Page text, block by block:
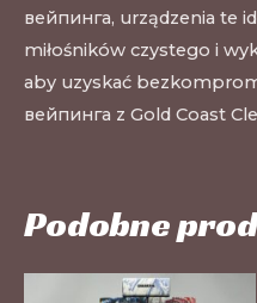
вейпинга, urządzenia te
miłośników czystego i
aby uzyskać
вейпинга z Gold Coast
Podobne